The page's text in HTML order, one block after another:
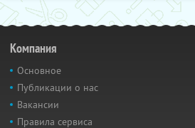
Компания
Основное
Публикации о нас
Вакансии
Правила сервиса